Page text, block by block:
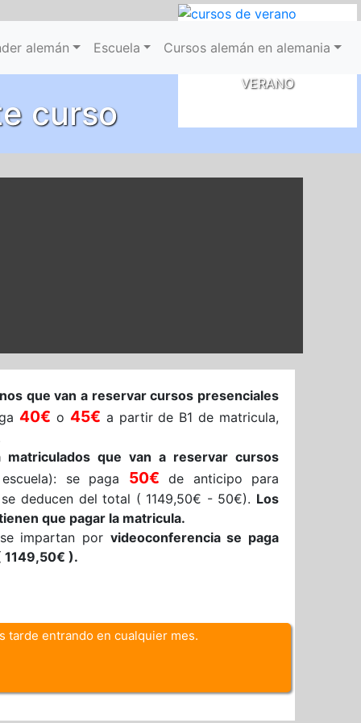
CURSOS
VERANO
alemán Escuela Cursos alemán en alemania
curso
que van a reservar cursos presenciales
40€ o 45€ a partir de B1 de matricula,
matriculados que van a reservar cursos
se paga 50€ de anticipo para
deducen del total ( 1149,50€ - 50€). Los
que pagar la matricula.
impartan por videoconferencia se paga
1149,50€ ).
tarde entrando en cualquier mes.